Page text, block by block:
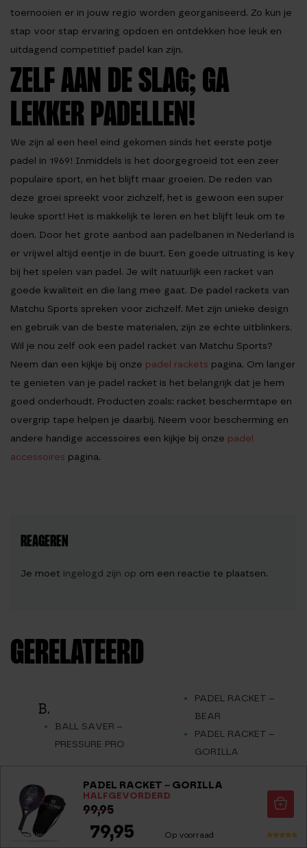
PADEL RACKET – GORILLA
HALFGEVORDERD
(19 reviews)
99,95
79,95 Op voorraad
toernooien er in jouw regio worden georganiseerd. Zo kun je
stap voor stap ervaring opdoen en ontdekken hoe leuk en
uitdagend competitief padel kan zijn.
ZELF AAN DE SLAG; GA
LEKKER PADELLEN!
We zijn al een heel eind gekomen sinds het eerste potje
padel in 1969! Inmiddels is het doorgegroeid tot een zeer
populaire sport, en het blijft maar groeien. De reden van
deze groei spreekt voor zichzelf, het is gewoon een super
leuke sport! Het is makkelijk te leren en het blijft leuk om te
doen. Door het grote aanbod aan padelbanen in Nederland is
er vrijwel altijd eentje in de buurt. Een goede uitrusting is key
bij het spelen van padel. Je wilt natuurlijk een racket van
goede kwaliteit en die lang mee gaat. De padel rackets van
Matchu Sports spreken voor zichzelf. Met zijn unieke design
en gebruik van de beste materialen, zijn ze echte uitblinkers.
Wil je nou zelf ook een padel racket van Matchu Sports?
Neem dan een kijkje bij onze padel rackets pagina. Om langer
te genieten van je padel racket is het belangrijk dat je hem
goed onderhoudt. Producten zoals: racket beschermtape en
overgrip tape helpen je daarbij. Neem voor bescherming en
andere handige accessoires een kijkje bij onze padel
accessoires pagina.
REAGEREN
Je moet ingelogd zijn op om een reactie te plaatsen.
GERELATEERD
B.
BALL SAVER –
PRESSURE PRO
JUNIOR PADEL
RACKET – LION
O.
PADEL RACKET –
BEAR
PADEL RACKET –
GORILLA
PANTHER
PADEL RACKET TAS
ALLES WAT JE MOET